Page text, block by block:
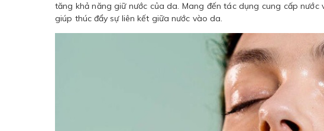
tăng khả năng giữ nước của da. Mang đến tác dụng cung cấp
giúp thúc đẩy sự liên kết giữa nước vào da.